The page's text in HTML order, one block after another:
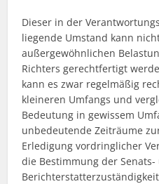
Dieser in der
liegende Umstand kann
außergewöhnlichen
Richters gerechtfertigt
kann es zwar regelmäßig
kleineren Umfangs und
Bedeutung in gewissem
unbedeutende Zeiträume
Erledigung vordringlicher
die Bestimmung der Senats-